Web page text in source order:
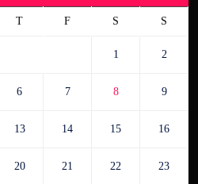
T F S S
1 2
6 7 8 9
13 14 15 16
20 21 22 23